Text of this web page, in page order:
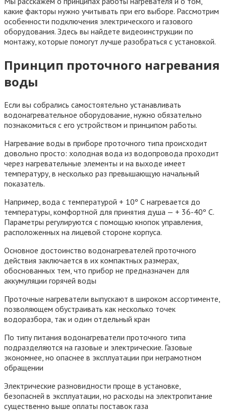
какие факторы нужно учитывать при его выборе. Рассмотрим
особенности подключения электрического и газового
оборудования. Здесь вы найдете видеоинструкции по
монтажу, которые помогут лучше разобраться с установкой.
Принцип проточного нагревания
воды
Если вы собрались самостоятельно устанавливать
водонагревательное оборудование, нужно обязательно
познакомиться с его устройством и принципом работы.
Нагревание воды в приборе проточного типа происходит
довольно просто: холодная вода из водопровода проходит
через нагревательные элементы и на выходе имеет
температуру, в несколько раз превышающую начальный
показатель.
Например, вода с температурой + 10º С нагревается до
температуры, комфортной для принятия душа — + 36-40º С.
Параметры регулируются с помощью кнопок управления,
расположенных на лицевой стороне корпуса.
Основное достоинство водонагревателей проточного
действия заключается в их компактных размерах,
обоснованных тем, что прибор не предназначен для
аккумуляции горячей воды
Проточные нагреватели выпускают в широком ассортименте,
позволяющем обустраивать как несколько точек
водоразбора, так и один отдельный кран
По типу питания водонагреватели проточного типа
подразделяются на газовые и электрические. Газовые
экономнее, но опаснее в эксплуатации при неграмотном
обращении
Электрические разновидности проще в установке,
безопасней в эксплуатации, но расходы на электропитание
существенно выше оплаты поставок газа